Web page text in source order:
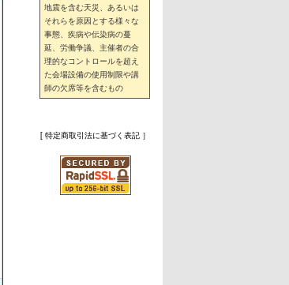
地震を含む天災、あるいは
それらを原因とする様々な
事態、疾病や伝染病の蔓
延、労働争議、主催者の合
理的なコントロールを超え
た会場設備の使用制限や講
師の欠席等を含むもの
[ 特定商取引法に基づく表記 ］